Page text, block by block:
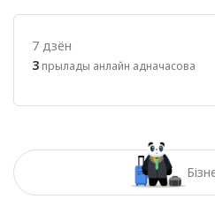
7 дзён
3 прылады анлайн адначасова